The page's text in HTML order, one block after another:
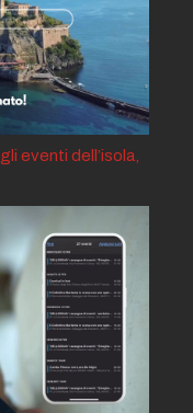
eventi dell’isola,